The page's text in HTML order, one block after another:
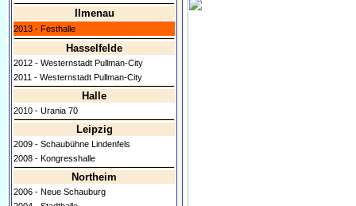
Ilmenau
2013 - Festhalle
Hasselfelde
2012 - Westernstadt Pullman-City
2011 - Westernstadt Pullman-City
Halle
2010 - Urania 70
Leipzig
2009 - Schaubühne Lindenfels
2008 - Kongresshalle
Northeim
2006 - Neue Schauburg